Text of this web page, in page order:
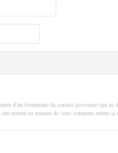
d'un formulaire de contact personnel qui
restent en mesure de vous contacter même si